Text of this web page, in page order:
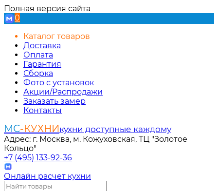
Полная версия сайта
0
Каталог товаров
Доставка
Оплата
Гарантия
Сборка
Фото с установок
Акции/Распродажи
Заказать замер
Контакты
МС-КУХНИкухни доступные каждому
Адрес: г. Москва, м. Кожуховская, ТЦ "Золотое
Кольцо"
+7 (495) 133-92-36
Онлайн расчет кухни